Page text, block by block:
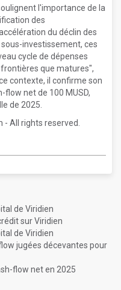
l'importance de la
des
du déclin des
investissement, ces
cycle de dépenses
que matures",
contexte, il confirme son
net de 100 MUSD,
de 2025.
All rights reserved.
de Viridien
sur Viridien
de Viridien
jugées décevantes pour
flow net en 2025